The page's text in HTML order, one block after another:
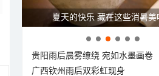
夏天的快乐 藏在这些消暑美
贵阳雨后晨雾缭绕 宛如水墨画卷
广西钦州雨后双彩虹现身